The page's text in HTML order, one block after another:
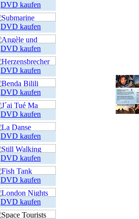
DVD kaufen
DVD kaufen
DVD kaufen
DVD kaufen
DVD kaufen
DVD kaufen
DVD kaufen
DVD kaufen
DVD kaufen
DVD kaufen